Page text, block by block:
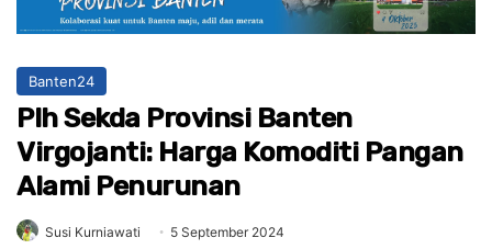
Banten24
Plh Sekda Provinsi Banten
Virgojanti: Harga Komoditi Pangan
Alami Penurunan
Susi Kurniawati 5 September 2024